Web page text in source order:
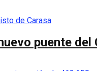
puente del